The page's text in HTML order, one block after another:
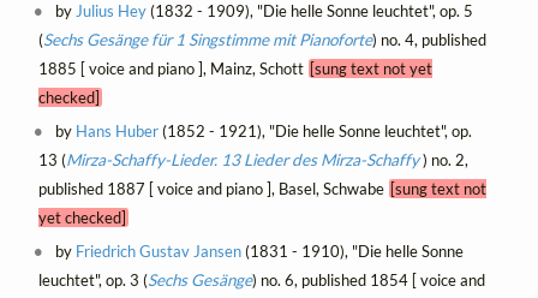
by Julius Hey(1832 - 1909), "Die helle Sonne leuchtet", op. 5
(Sechs Gesänge für 1 Singstimme mit Pianoforte) no. 4, published
1885 [ voice and piano ], Mainz, Schott [sung text not yet
checked]
by Hans Huber(1852 - 1921), "Die helle Sonne leuchtet", op.
13 (Mirza-Schaffy-Lieder. 13 Lieder des Mirza-Schaffy) no. 2,
published 1887 [ voice and piano ], Basel, Schwabe [sung text not
yet checked]
by Friedrich Gustav Jansen(1831 - 1910), "Die helle Sonne
leuchtet", op. 3 (Sechs Gesänge) no. 6, published 1854 [ voice and